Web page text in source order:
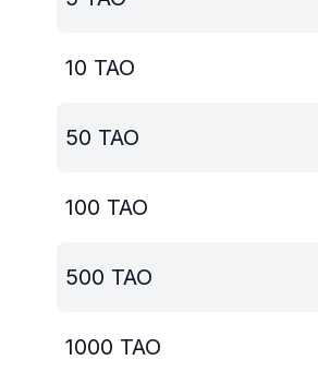
10 TAO
50 TAO
100 TAO
500 TAO
1000 TAO